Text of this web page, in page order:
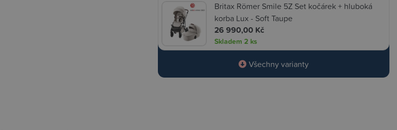
Britax Römer Smile 5Z Set kočárek + hluboká
korba Lux - Soft Taupe
26 990,00 Kč
Skladem 2 ks
Všechny varianty